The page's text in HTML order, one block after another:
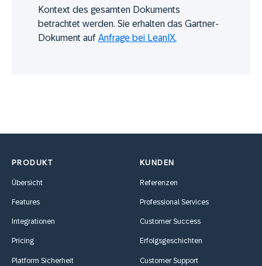
Kontext des gesamten Dokuments
betrachtet werden. Sie erhalten das Gartner-
Dokument auf Anfrage bei LeanIX.
PRODUKT
Übersicht
Features
Integrationen
Pricing
Platform Sicherheit
KUNDEN
Referenzen
Professional Services
Customer Success
Erfolgsgeschichten
Customer Support